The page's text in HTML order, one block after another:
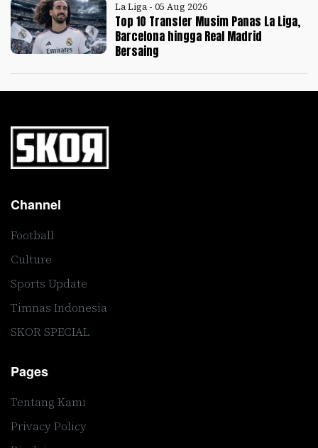
La Liga - 05 Aug 2026
Top 10 Transfer Musim Panas La Liga,
Barcelona hingga Real Madrid
Bersaing
Channel
Football
Culture
Sports Update
Timnas Indonesia
SKOR SPECIAL
Pages
Tentang Kami
Privacy Policy